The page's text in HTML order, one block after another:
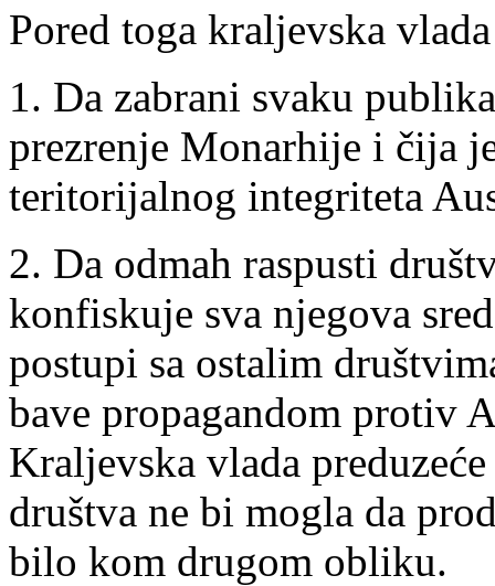
Pored toga kraljevska
1. Da zabrani svaku
prezrenje Monarhije i čija
teritorijalnog integriteta
2. Da odmah raspusti
konfiskuje sva njegova
postupi sa ostalim
bave propagandom protiv
Kraljevska vlada
društva ne bi mogla da
bilo kom drugom obliku.